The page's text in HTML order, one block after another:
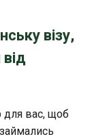
візу,
для вас, щоб